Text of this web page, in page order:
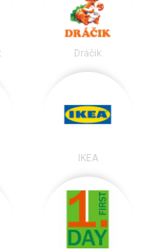
Dráčik
IKEA